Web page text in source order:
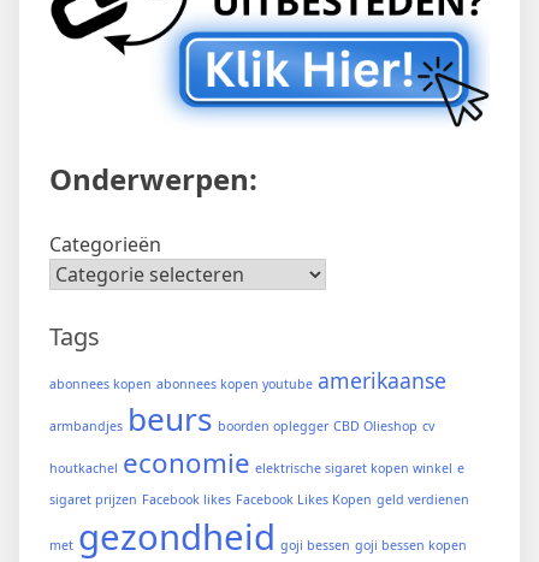
Onderwerpen:
Categorieën
Tags
abonnees kopen abonnees kopen youtube amerikaanse
armbandjes beurs boorden oplegger CBD Olieshop cv
houtkachel economie elektrische sigaret kopen winkel e
sigaret prijzen Facebook likes Facebook Likes Kopen geld verdienen
met gezondheid goji bessen goji bessen kopen